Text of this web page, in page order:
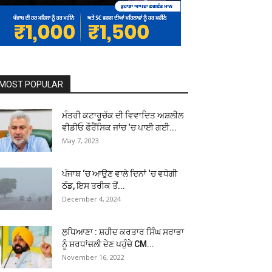
POPULAR
ਮੰਤਰੀ ਕਟਾਰੂਚੱਕ ਦੀ ਵਿਵਾਦਿਤ ਅਸ਼ਲੀਲ
ਵੀਡੀਓ ਫੌਰੈਂਸਿਕ ਜਾਂਚ ‘ਚ ਪਾਈ ਗਈ...
May 7, 2023
ਪੰਜਾਬ ‘ਚ ਆਉਣ ਵਾਲੇ ਦਿਨਾਂ ‘ਚ ਵਧੇਗੀ
ਠੰਡ, ਇਸ ਤਰੀਕ ਤੋਂ...
December 4, 2024
ਲੁਧਿਆਣਾ : ਸ਼ਹੀਦ ਕਰਤਾਰ ਸਿੰਘ ਸਰਾਭਾ
ਨੂੰ ਸ਼ਰਧਾਂਜ਼ਲੀ ਦੇਣ ਪਹੁੰਚੇ CM...
November 16, 2022